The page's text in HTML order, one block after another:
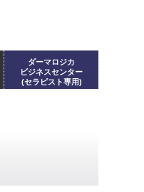
ダーマロジカ
ビジネスセンター
(セラピスト専用)